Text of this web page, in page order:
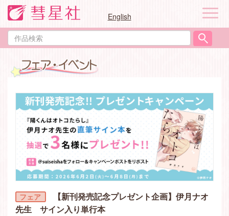
English
作
品
ナ
ゲ
ー
【新刊発売記念プレゼント企画】伊月ナオ
先生 サイン入り単行本